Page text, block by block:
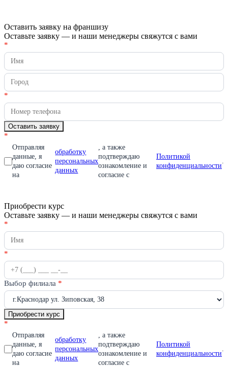
Оставить заявку на франшизу
Оставьте заявку — и наши менеджеры свяжутся с вами
Оставить
заявку
на
франшизу
*
*
Оставить заявку
*
Отправляя
данные, я
даю согласие
на
обработку
персональных
данных
, а также
подтверждаю
ознакомление и
согласие с
Политикой
конфиденциальности
.
Если
вы
человек,
оставьте
это
поле
Приобрести курс
Оставьте заявку — и наши менеджеры свяжутся с вами
Приобрести
курс
*
*
Выбор филиала *
Приобрести курс
*
Отправляя
данные, я
даю согласие
на
обработку
персональных
данных
, а также
подтверждаю
ознакомление и
согласие с
Политикой
конфиденциальности
.
Если
вы
человек,
оставьте
это
поле
пустым.